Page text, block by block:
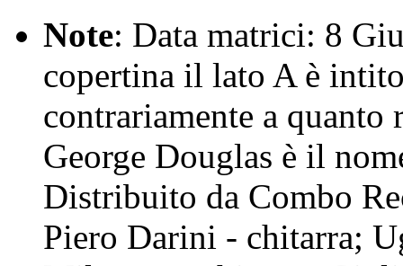
Note: Data matrici: 8
copertina il lato A è
contrariamente a
George Douglas è il
Distribuito da Combo
Piero Darini - chitarra;